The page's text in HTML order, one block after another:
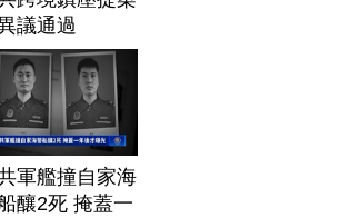
議通過
軍艦撞自家海
釀2死 掩蓋一